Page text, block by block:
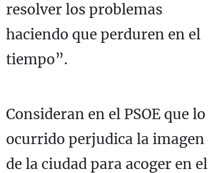
resolver los problemas
haciendo que perduren en el
tiempo”.
Consideran en el PSOE que lo
ocurrido perjudica la imagen
de la ciudad para acoger en el